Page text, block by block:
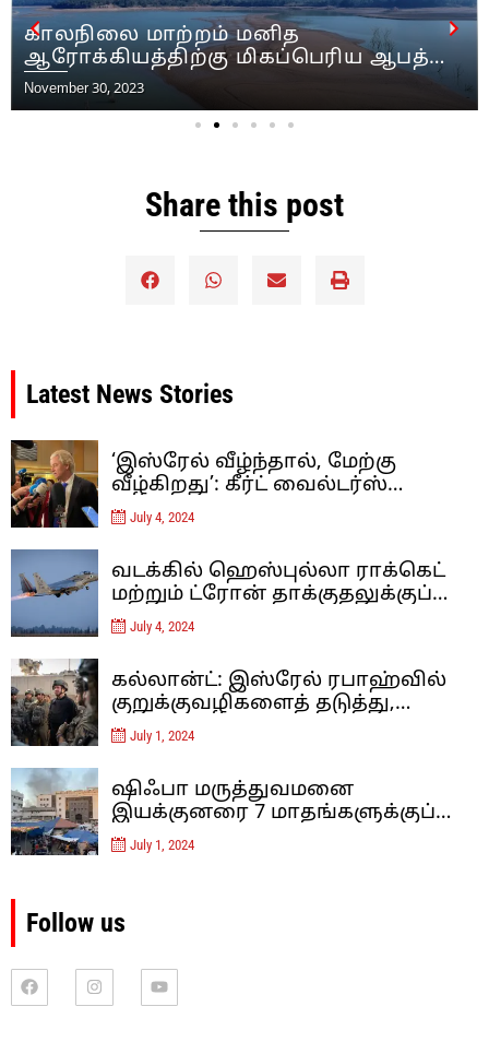
காலநிலை மாற்றம் மனித
ஆரோக்கியத்திற்கு மிகப்பெரிய ஆபத்து
என்று ஆப்பிரிக்காவின் பொது சுகாதார
நிறுவனம் கூறுகிறது
November 30, 2023
Share this post
Latest News Stories
‘இஸ்ரேல் வீழ்ந்தால், மேற்கு
வீழ்கிறது’: கீர்ட் வைல்டர்ஸ்
இஸ்லாம் தீவிரவாதத்திற்கு
எதிரான ஐரோப்பாவின் கடைசி
நிலைப்பாடு – கருத்து
July 4, 2024
வடக்கில் ஹெஸ்புல்லா ராக்கெட்
மற்றும் ட்ரோன் தாக்குதலுக்குப்
பிறகு, இஸ்ரேல் லெபனான் மீது
வான்வழித் தாக்குதல்களை
நடத்தியுள்ளது
July 4, 2024
கல்லான்ட்: இஸ்ரேல் ரபாஹ்வில்
குறுக்குவழிகளைத் தடுத்து,
சுரங்கப்பாதைகளை அழிப்பதன்
மூலம் ஹமாஸை மூச்சுத் திணற
வைக்கிறது.
July 1, 2024
ஷிஃபா மருத்துவமனை
இயக்குனரை 7 மாதங்களுக்குப்
பிறகு இஸ்ரேல் விடுவித்தது
July 1, 2024
Follow us